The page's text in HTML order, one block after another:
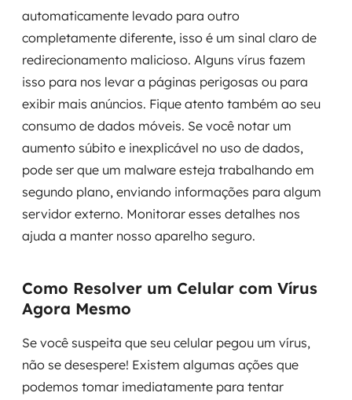
automaticamente levado para outro
completamente diferente, isso é um sinal claro de
redirecionamento malicioso. Alguns vírus fazem
isso para nos levar a páginas perigosas ou para
exibir mais anúncios. Fique atento também ao seu
consumo de dados móveis. Se você notar um
aumento súbito e inexplicável no uso de dados,
pode ser que um malware esteja trabalhando em
segundo plano, enviando informações para algum
servidor externo. Monitorar esses detalhes nos
ajuda a manter nosso aparelho seguro.
Como Resolver um Celular com Vírus
Agora Mesmo
Se você suspeita que seu celular pegou um vírus,
não se desespere! Existem algumas ações que
podemos tomar imediatamente para tentar